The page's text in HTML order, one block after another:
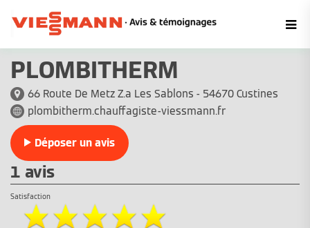
PLOMBITHERM
66 Route De Metz Z.a Les Sablons - 54670 Custines
plombitherm.chauffagiste-viessmann.fr
Déposer un avis
1 avis
Satisfaction